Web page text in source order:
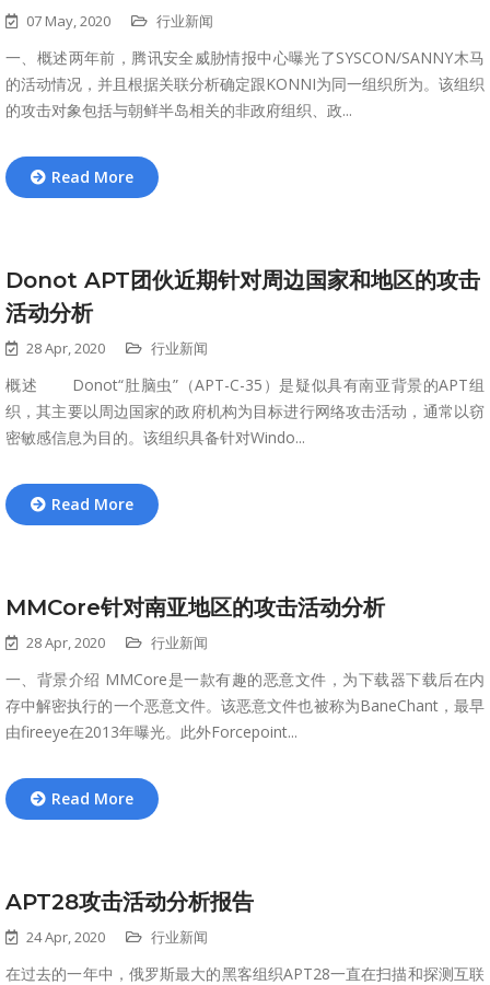
07 May, 2020 行业新闻
一、概述两年前，腾讯安全威胁情报中心曝光了SYSCON/SANNY木马
的活动情况，并且根据关联分析确定跟KONNI为同一组织所为。该组织
的攻击对象包括与朝鲜半岛相关的非政府组织、政...
Read More
Donot APT团伙近期针对周边国家和地区的攻击
活动分析
28 Apr, 2020 行业新闻
概述 Donot“肚脑虫”（APT-C-35）是疑似具有南亚背景的APT组
织，其主要以周边国家的政府机构为目标进行网络攻击活动，通常以窃
密敏感信息为目的。该组织具备针对Windo...
Read More
MMCore针对南亚地区的攻击活动分析
28 Apr, 2020 行业新闻
一、背景介绍 MMCore是一款有趣的恶意文件，为下载器下载后在内
存中解密执行的一个恶意文件。该恶意文件也被称为BaneChant，最早
由fireeye在2013年曝光。此外Forcepoint...
Read More
APT28攻击活动分析报告
24 Apr, 2020 行业新闻
在过去的一年中，俄罗斯最大的黑客组织APT28一直在扫描和探测互联